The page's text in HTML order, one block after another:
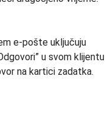
e-pošte uključuju
u svom klijentu
na kartici zadatka.